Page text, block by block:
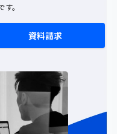
/ データ活用
/ デジタルマーケティン
盤構築支援
一覧
。
資料請求